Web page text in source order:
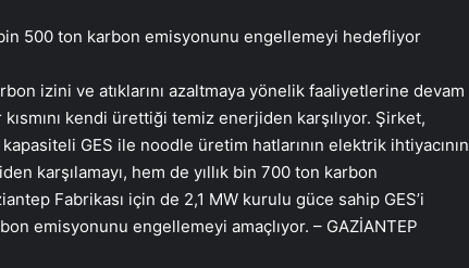
500 ton karbon emisyonunu engellemeyi hedefliyor
izini ve atıklarını azaltmaya yönelik faaliyetlerine devam
kendi ürettiği temiz enerjiden karşılıyor. Şirket,
kapasiteli GES ile noodle üretim hatlarının elektrik ihtiyacının
karşılamayı, hem de yıllık bin 700 ton karbon
Fabrikası için de 2,1 MW kurulu güce sahip GES’i
emisyonunu engellemeyi amaçlıyor. – GAZİANTEP
Savunma Sanayinde Güncel, Doğru
Bigo Elmas Bayi – Güvenli, Hızlı ve
Uygun Fiyatlı Elmas Satın Almanın
Yeni Adresi